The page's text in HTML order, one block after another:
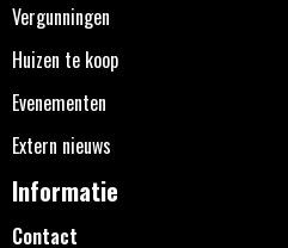
Vergunningen
Huizen te koop
Evenementen
Extern nieuws
Informatie
Contact